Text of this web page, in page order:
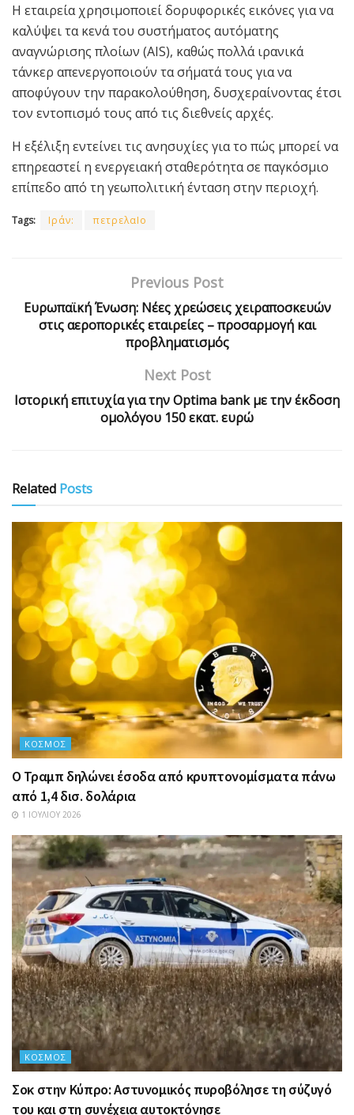
Η εταιρεία χρησιμοποιεί δορυφορικές εικόνες για να
καλύψει τα κενά του συστήματος αυτόματης
αναγνώρισης πλοίων (AIS), καθώς πολλά ιρανικά
τάνκερ απενεργοποιούν τα σήματά τους για να
αποφύγουν την παρακολούθηση, δυσχεραίνοντας έτσι
τον εντοπισμό τους από τις διεθνείς αρχές.
Η εξέλιξη εντείνει τις ανησυχίες για το πώς μπορεί να
επηρεαστεί η ενεργειακή σταθερότητα σε παγκόσμιο
επίπεδο από τη γεωπολιτική ένταση στην περιοχή.
Tags: Ιράν: πετρελαΙο
Previous Post
Ευρωπαϊκή Ένωση: Νέες χρεώσεις χειραποσκευών
στις αεροπορικές εταιρείες – προσαρμογή και
προβληματισμός
Next Post
Ιστορική επιτυχία για την Optima bank με την έκδοση
ομολόγου 150 εκατ. ευρώ
Related Posts
ΚΌΣΜΟΣ
Ο Τραμπ δηλώνει έσοδα από κρυπτονομίσματα πάνω
από 1,4 δισ. δολάρια
1 ΙΟΥΛΊΟΥ 2026
ΚΌΣΜΟΣ
Σοκ στην Κύπρο: Αστυνομικός πυροβόλησε τη σύζυγό
του και στη συνέχεια αυτοκτόνησε